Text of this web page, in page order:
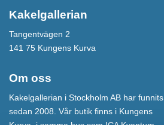
Kakelgallerian
Tangentvägen 2
141 75 Kungens Kurva
Om oss
Kakelgallerian i Stockholm AB har funnits
sedan 2008. Vår butik finns i Kungens